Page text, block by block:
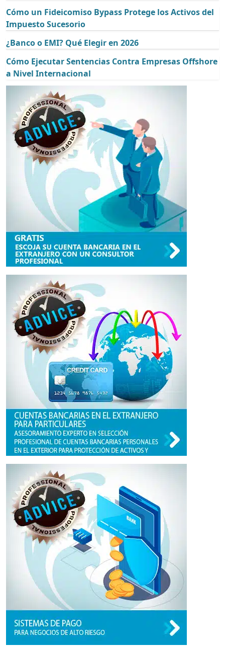
Cómo un Fideicomiso Bypass Protege los Activos del
Impuesto Sucesorio
¿Banco o EMI? Qué Elegir en 2026
Cómo Ejecutar Sentencias Contra Empresas Offshore
a Nivel Internacional